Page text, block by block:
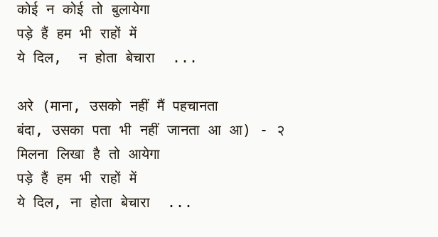
कोई न कोई तो बुलायेगा
पड़े हैं हम भी राहों में
ये दिल,  न होता बेचारा  ...
अरे (माना, उसको नहीं मैं पहचानता
बंदा, उसका पता भी नहीं जानता आ आ) - २
मिलना लिखा है तो आयेगा
पड़े हैं हम भी राहों में
ये दिल, ना होता बेचारा  ...